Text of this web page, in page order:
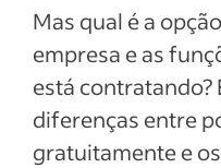
Mas qual é a
empresa e as
está contratando?
diferenças entre
gratuitamente e